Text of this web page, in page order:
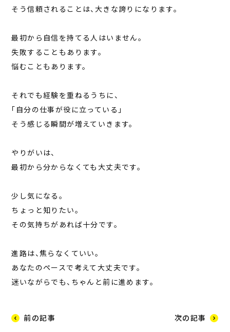
そう信頼されることは、大きな誇りになります。
最初から自信を持てる人はいません。
失敗することもあります。
悩むこともあります。
それでも経験を重ねるうちに、
「自分の仕事が役に立っている」
そう感じる瞬間が増えていきます。
やりがいは、
最初から分からなくても大丈夫です。
少し気になる。
ちょっと知りたい。
その気持ちがあれば十分です。
進路は、焦らなくていい。
あなたのペースで考えて大丈夫です。
迷いながらでも、ちゃんと前に進めます。
前の記事 次の記事